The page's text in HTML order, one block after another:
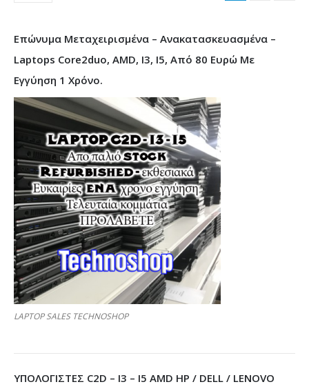
Επώνυμα Μεταχειρισμένα – Ανακατασκευασμένα –
Laptops Core2duo, AMD, I3, I5, Από 80 Ευρώ Με
Εγγύηση 1 Χρόνο.
LAPTOP SALES TECHNOSHOP
ΥΠΟΛΟΓΙΣΤΕΣ C2D – I3 – I5 AMD HP / DELL / LENOVO